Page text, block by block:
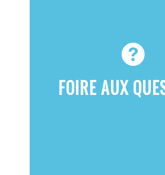
FOIRE AUX